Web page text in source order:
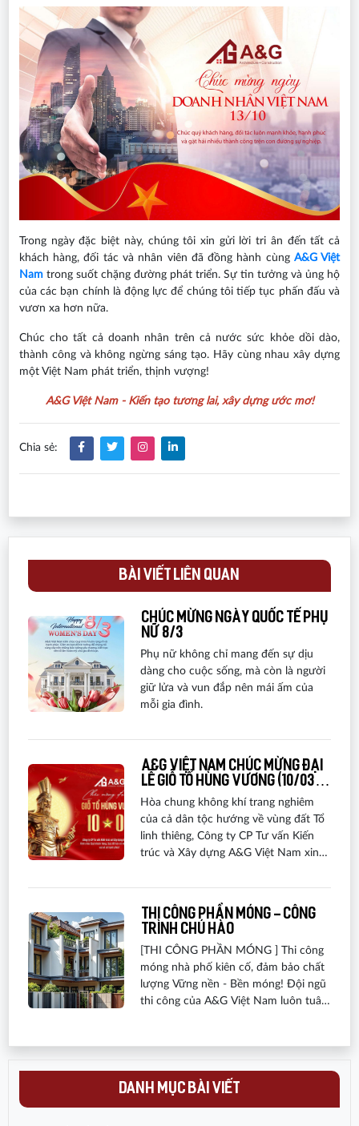
Trong ngày đặc biệt này, chúng tôi xin gửi lời tri ân đến tất cả
khách hàng, đối tác và nhân viên đã đồng hành cùng A&G Việt
Namtrong suốt chặng đường phát triển. Sự tin tưởng và ủng hộ
của các bạn chính là động lực để chúng tôi tiếp tục phấn đấu và
vươn xa hơn nữa.
Chúc cho tất cả doanh nhân trên cả nước sức khỏe dồi dào,
thành công và không ngừng sáng tạo. Hãy cùng nhau xây dựng
một Việt Nam phát triển, thịnh vượng!
A&G Việt Nam - Kiến tạo tương lai, xây dựng ước mơ!
Chia sẻ:
BÀI VIẾT LIÊN QUAN
Chúc mừng Ngày Quốc tế Phụ
nữ 8/3
Phụ nữ không chỉ mang đến sự dịu
dàng cho cuộc sống, mà còn là người
giữ lửa và vun đắp nên mái ấm của
mỗi gia đình.
A&G VIỆT NAM CHÚC MỪNG ĐẠI
LỄ GIỖ TỔ HÙNG VƯƠNG (10/03
ÂM LỊCH)
Hòa chung không khí trang nghiêm
của cả dân tộc hướng về vùng đất Tổ
linh thiêng, Công ty CP Tư vấn Kiến
trúc và Xây dựng A&G Việt Nam xin
lời chúc sức khỏe, hạnh phúc và một
kỳ nghỉ lễ thật ý nghĩa.
Thi công phần móng - công
trình chú Hào
[THI CÔNG PHẦN MÓNG ] Thi công
móng nhà phố kiên cố, đảm bảo chất
lượng Vững nền - Bền móng! Đội ngũ
thi công của A&G Việt Nam luôn tuân
chính xác và an toàn tuyệt đối.
DANH MỤC BÀI VIẾT